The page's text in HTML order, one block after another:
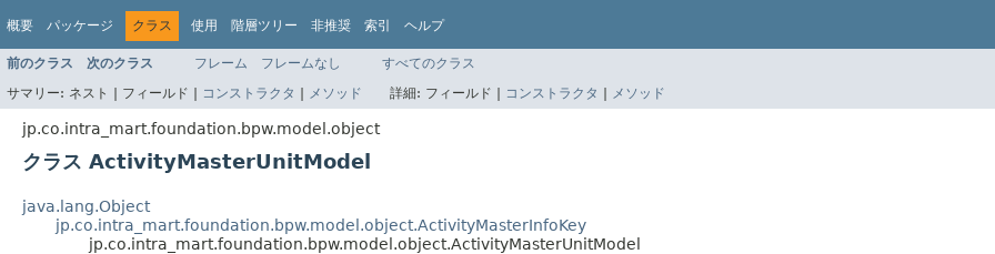
概要 パッケージ クラス 使用 階層ツリー 非推奨 索引 ヘルプ
前のクラス 次のクラス フレーム フレームなし
すべてのクラス
サマリー: ネスト | フィールド | コンストラクタ | メソッド 詳細: フィールド | コンストラクタ | メソッド
jp.co.intra_mart.foundation.bpw.model.object
クラス ActivityMasterUnitModel
java.lang.Object
jp.co.intra_mart.foundation.bpw.model.object.ActivityMasterInfoKey
jp.co.intra_mart.foundation.bpw.model.object.ActivityMasterUnitModel